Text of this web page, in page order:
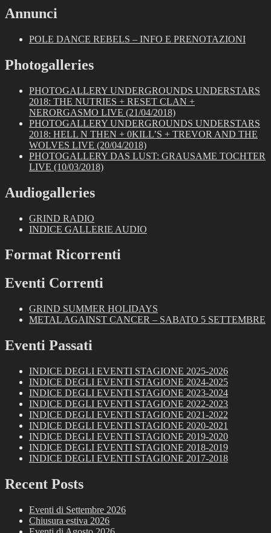
Annunci
POLE DANCE REBELS – INFO E PRENOTAZIONI
Photogalleries
PHOTOGALLERY UNDERGROUNDS UNDERSTARS
2018: THE NUTRIES + RESET CLAN +
NERORGASMO LIVE (21/04/2018)
PHOTOGALLERY UNDERGROUNDS UNDERSTARS
2018: HELL N THEN + 0KILL’S + TREVOR AND THE
WOLVES LIVE (20/04/2018)
PHOTOGALLERY DAS LUST: GRAUSAME TOCHTER
LIVE (10/03/2018)
Audiogalleries
GRIND RADIO
INDICE GALLERIE AUDIO
Format Ricorrenti
Eventi Correnti
GRIND SUMMER HOLIDAYS
METAL AGAINST CANCER – SABATO 5 SETTEMBRE
Eventi Passati
INDICE DEGLI EVENTI STAGIONE 2025-2026
INDICE DEGLI EVENTI STAGIONE 2024-2025
INDICE DEGLI EVENTI STAGIONE 2023-2024
INDICE DEGLI EVENTI STAGIONE 2022-2023
INDICE DEGLI EVENTI STAGIONE 2021-2022
INDICE DEGLI EVENTI STAGIONE 2020-2021
INDICE DEGLI EVENTI STAGIONE 2019-2020
INDICE DEGLI EVENTI STAGIONE 2018-2019
INDICE DEGLI EVENTI STAGIONE 2017-2018
Recent Posts
Eventi di Settembre 2026
Chiusura estiva 2026